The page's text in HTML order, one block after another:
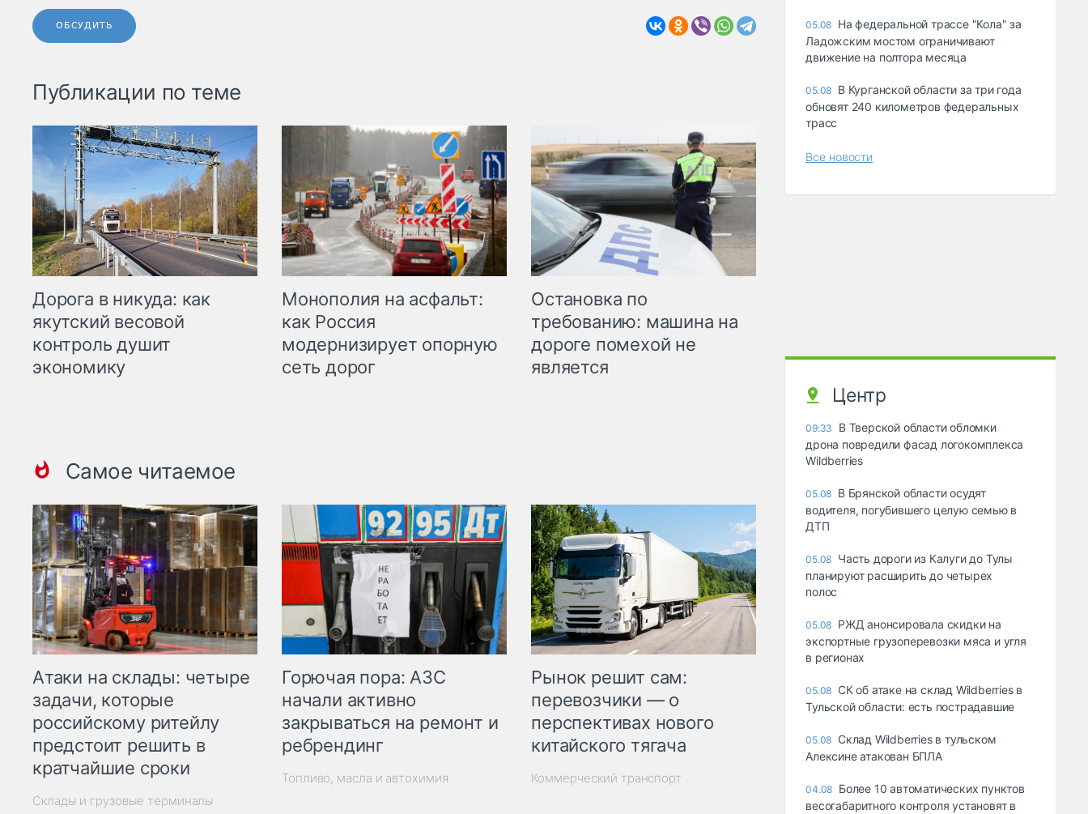
ОБСУДИТЬ
Публикации по теме
Дорога в никуда: как
якутский весовой
контроль душит
экономику
Монополия на асфальт:
как Россия
модернизирует опорную
сеть дорог
Остановка по
требованию: машина на
дороге помехой не
является
Самое читаемое
Атаки на склады: четыре
задачи, которые
российскому ритейлу
предстоит решить в
кратчайшие сроки
Склады и грузовые терминалы
Горючая пора: АЗС
начали активно
закрываться на ремонт и
ребрендинг
Топливо, масла и автохимия
Рынок решит сам:
перевозчики — о
перспективах нового
китайского тягача
Коммерческий транспорт
05.08 На федеральной трассе "Кола" за
Ладожским мостом ограничивают
движение на полтора месяца
05.08 В Курганской области за три года
обновят 240 километров федеральных
трасс
Все новости
Центр
09:33
В Тверской области обломки
дрона повредили фасад логокомплекса
Wildberries
05.08 В Брянской области осудят
водителя, погубившего целую семью в
ДТП
05.08 Часть дороги из Калуги до Тулы
планируют расширить до четырех
полос
05.08 РЖД анонсировала скидки на
экспортные грузоперевозки мяса и угля
в регионах
05.08 СК об атаке на склад Wildberries в
Тульской области: есть пострадавшие
05.08 Склад Wildberries в тульском
Алексине атакован БПЛА
04.08 Более 10 автоматических пунктов
весогабаритного контроля установят в